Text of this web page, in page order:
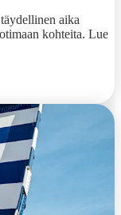
aika
kohteita. Lue